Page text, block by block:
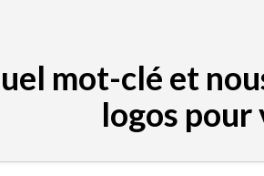
mot-clé et
logos pour